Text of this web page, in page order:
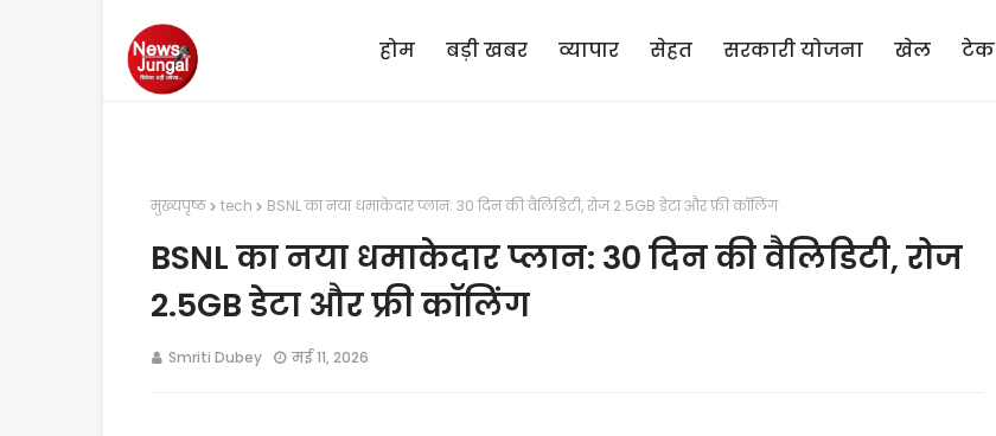
होम बड़ी खबर व्यापार सेहत सरकारी योजना खेल टेक
मुख्यपृष्ठ tech BSNL का नया धमाकेदार प्लान: 30 दिन की वैलिडिटी, रोज 2.5GB डेटा और फ्री कॉलिंग
BSNL का नया धमाकेदार प्लान: 30 दिन की वैलिडिटी, रोज
2.5GB डेटा और फ्री कॉलिंग
Smriti Dubey मई 11, 2026